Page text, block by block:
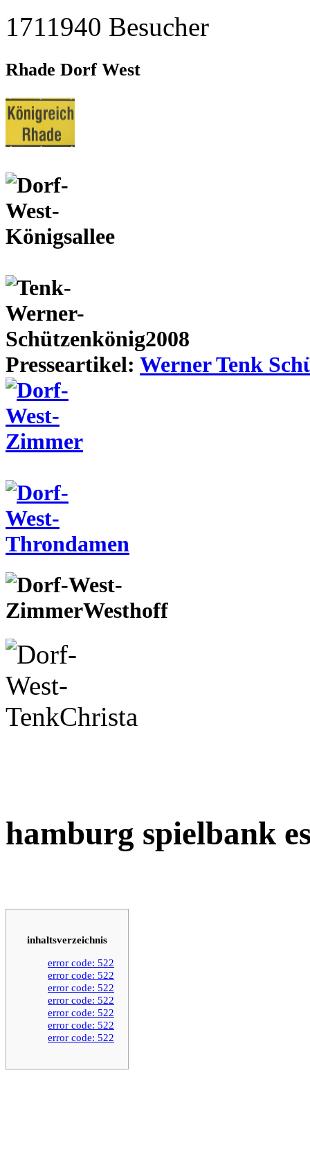
1711940 Besucher
Rhade Dorf West
Presseartikel: Werner Tenk
hamburg spielbank
inhaltsverzeichnis
error code: 522
error code: 522
error code: 522
error code: 522
error code: 522
error code: 522
error code: 522